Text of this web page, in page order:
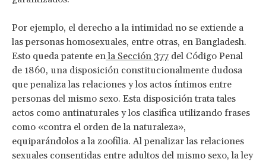
Por ejemplo, el derecho a la intimidad no se extiende a
las personas homosexuales, entre otras, en Bangladesh.
Esto queda patente enla Sección 377 del Código Penal
de 1860, una disposición constitucionalmente dudosa
que penaliza las relaciones y los actos íntimos entre
personas del mismo sexo. Esta disposición trata tales
actos como antinaturales y los clasifica utilizando frases
como «contra el orden de la naturaleza»,
equiparándolos a la zoofilia. Al penalizar las relaciones
sexuales consentidas entre adultos del mismo sexo, la ley